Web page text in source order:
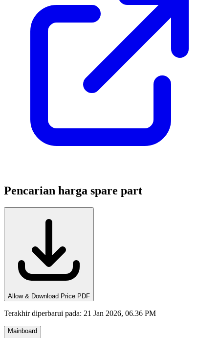
Pencarian harga spare part
Allow & Download Price PDF
Terakhir diperbarui pada: 21 Jan 2026, 06.36 PM
Mainboard